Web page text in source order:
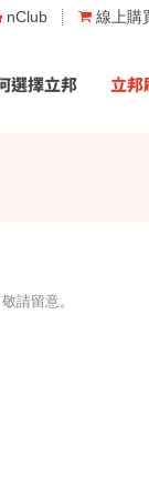
nClub 線上購
選擇立邦 立邦
請留意。